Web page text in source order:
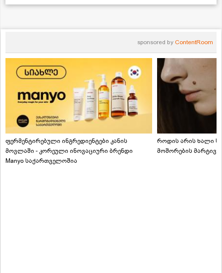
sponsored by ContentRoom
ფერმენტირებული ინგრედიენტები კანის
მოვლაში - კორეული ინოვაციური ბრენდი
Manyo საქართველოშია
როდის არის ხალი
მოშორების